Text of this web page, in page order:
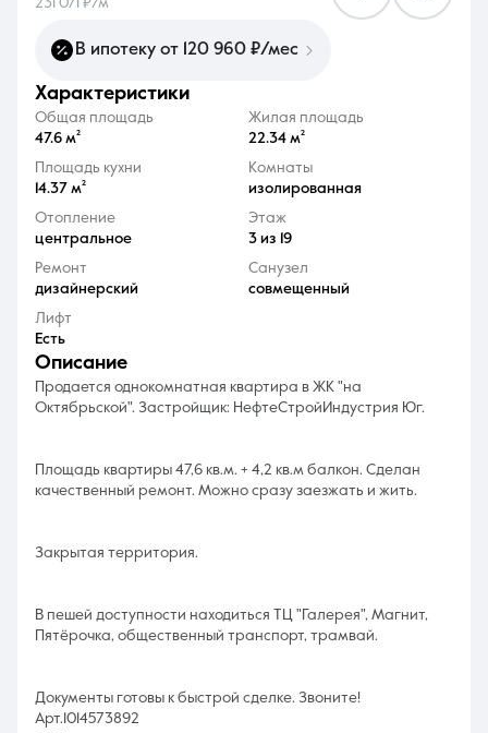
8 (861) 297-00-00
Ежедневно с 08:30 до 20:00
В ипотеку от 120 960 ₽/мес
характеристики
Общая площадь
47.6 м²
Жилая площадь
22.34 м²
Площадь кухни
14.37 м²
Комнаты
изолированная
Отопление
центральное
Этаж
3 из 19
Ремонт
дизайнерский
Санузел
совмещенный
Лифт
Есть
описание
Продается однокомнатная квартира в ЖК "на
Октябрьской". Застройщик: НефтеСтройИндустрия Юг.
Площадь квартиры 47,6 кв.м. + 4,2 кв.м балкон. Сделан
качественный ремонт. Можно сразу заезжать и жить.
Закрытая территория.
В пешей доступности находиться ТЦ "Галерея", Магнит,
Пятёрочка, общественный транспорт, трамвай.
Документы готовы к быстрой сделке. Звоните!
Арт.1014573892